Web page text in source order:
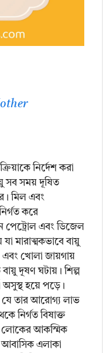
নির্দেশ করা
সব সময় দূষিত
মিল এবং
করে
পেট্রোল এবং ডিজেল
মারাত্মকভাবে বায়ু
এবং খোলা জায়গায়
বায়ু দূষণ ঘটায়। শিল্প
অসুস্থ হয়ে পড়ে।
যে তার আরোগ্য লাভ
নির্গত বিষাক্ত
লোকের আকস্মিক
আবাসিক এলাকা